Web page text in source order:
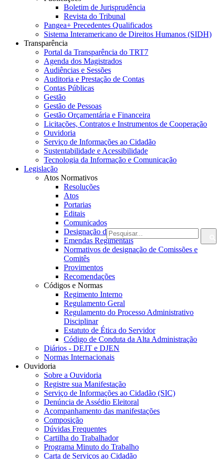
Boletim de Jurisprudência
Revista do Tribunal
Pangea+ Precedentes Qualificados
Sistema Interamericano de Direitos Humanos (SIDH)
Transparência
Portal da Transparência do TRT7
Agenda dos Magistrados
Audiências e Sessões
Auditoria e Prestação de Contas
Contas Públicas
Gestão
Gestão de Pessoas
Gestão Orçamentária e Financeira
Licitações, Contratos e Instrumentos de Cooperação
Ouvidoria
Serviço de Informações ao Cidadão
Sustentabilidade e Acessibilidade
Tecnologia da Informação e Comunicação
Legislação
Atos Normativos
Resoluções
Atos
Portarias
Editais
Comunicados
Designação de Fiscais
Emendas Regimentais
Normativos de designação de Comissões e
Comitês
Provimentos
Recomendações
Códigos e Normas
Regimento Interno
Regulamento Geral
Regulamento do Processo Administrativo
Disciplinar
Estatuto de Ética do Servidor
Código de Conduta da Alta Administração
Diários - DEJT e DJEN
Normas Internacionais
Ouvidoria
Sobre a Ouvidoria
Registre sua Manifestação
Serviço de Informações ao Cidadão (SIC)
Denúncia de Assédio Eleitoral
Acompanhamento das manifestações
Composição
Dúvidas Frequentes
Cartilha do Trabalhador
Programa Minuto do Trabalho
Carta de Serviços ao Cidadão